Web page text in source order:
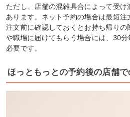
ただし、店舗の混雑具合によって受け
あります。ネット予約の場合は最短注
注文前に確認しておくとお持ち帰り
や職場に届けてもらう場合には、30
必要です。
ほっともっとの予約後の店舗で